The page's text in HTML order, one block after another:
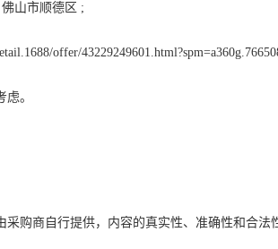
山市顺德区 ;
offer/
虑。
采购商自行提供，内容的真实性、准确性和合